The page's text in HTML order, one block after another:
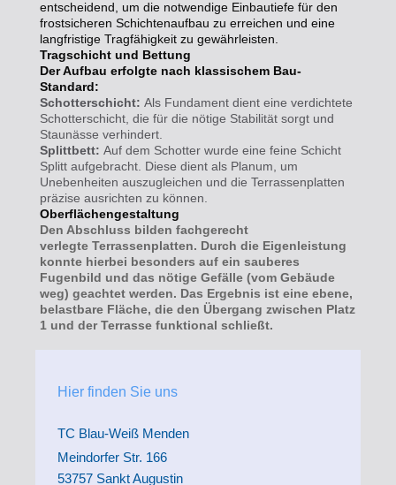
entscheidend, um die notwendige Einbautiefe für den
frostsicheren Schichtenaufbau zu erreichen und eine
langfristige Tragfähigkeit zu gewährleisten.
Tragschicht und Bettung
Der Aufbau erfolgte nach klassischem Bau-
Standard:
Schotterschicht: Als Fundament dient eine verdichtete
Schotterschicht, die für die nötige Stabilität sorgt und
Staunässe verhindert.
Splittbett: Auf dem Schotter wurde eine feine Schicht
Splitt aufgebracht. Diese dient als Planum, um
Unebenheiten auszugleichen und die Terrassenplatten
präzise ausrichten zu können.
Oberflächengestaltung
Den Abschluss bilden fachgerecht
verlegte Terrassenplatten. Durch die Eigenleistung
konnte hierbei besonders auf ein sauberes
Fugenbild und das nötige Gefälle (vom Gebäude
weg) geachtet werden. Das Ergebnis ist eine ebene,
belastbare Fläche, die den Übergang zwischen Platz
1 und der Terrasse funktional schließt.
Hier finden Sie uns
TC Blau-Weiß Menden
Meindorfer Str. 166
53757 Sankt Augustin